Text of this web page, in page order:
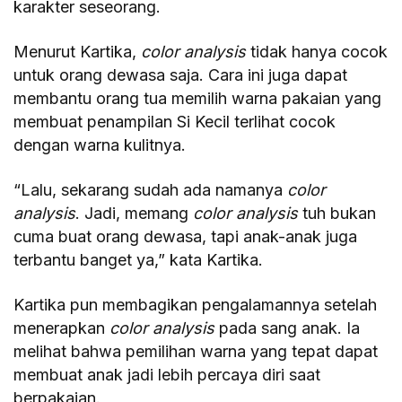
karakter seseorang.
Menurut Kartika, color analysistidak hanya cocok
untuk orang dewasa saja. Cara ini juga dapat
membantu orang tua memilih warna pakaian yang
membuat penampilan Si Kecil terlihat cocok
dengan warna kulitnya.
“Lalu, sekarang sudah ada namanya color
analysis. Jadi, memang color analysistuh bukan
cuma buat orang dewasa, tapi anak-anak juga
terbantu banget ya,” kata Kartika.
Kartika pun membagikan pengalamannya setelah
menerapkan color analysispada sang anak. Ia
melihat bahwa pemilihan warna yang tepat dapat
membuat anak jadi lebih percaya diri saat
berpakaian.